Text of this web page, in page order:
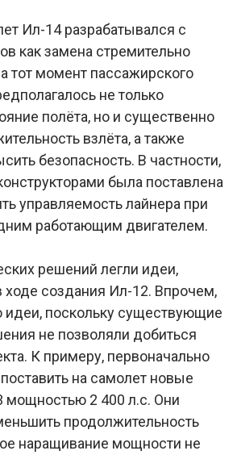
Ил-14 разрабатывался с
как замена стремительно
тот момент пассажирского
не только
полёта, но и существенно
взлёта, а также
безопасность. В частности,
была поставлена
управляемость лайнера при
работающим двигателем.
решений легли идеи,
ходе создания Ил-12. Впрочем,
идеи, поскольку существующие
не позволяли добиться
К примеру, первоначально
на самолет новые
мощностью 2 400 л.с. Они
продолжительность
наращивание мощности не